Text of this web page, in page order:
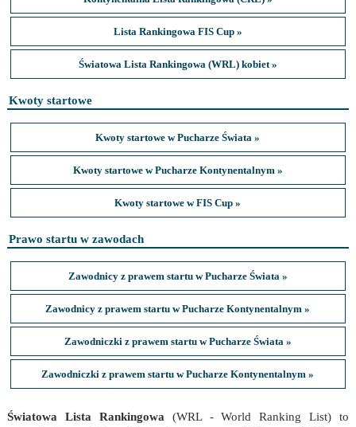
Lista Rankingowa FIS Cup »
Światowa Lista Rankingowa (WRL) kobiet »
Kwoty startowe
Kwoty startowe w Pucharze Świata »
Kwoty startowe w Pucharze Kontynentalnym »
Kwoty startowe w FIS Cup »
Prawo startu w zawodach
Zawodnicy z prawem startu w Pucharze Świata »
Zawodnicy z prawem startu w Pucharze Kontynentalnym »
Zawodniczki z prawem startu w Pucharze Świata »
Zawodniczki z prawem startu w Pucharze Kontynentalnym »
Światowa Lista Rankingowa (WRL - World Ranking List) to